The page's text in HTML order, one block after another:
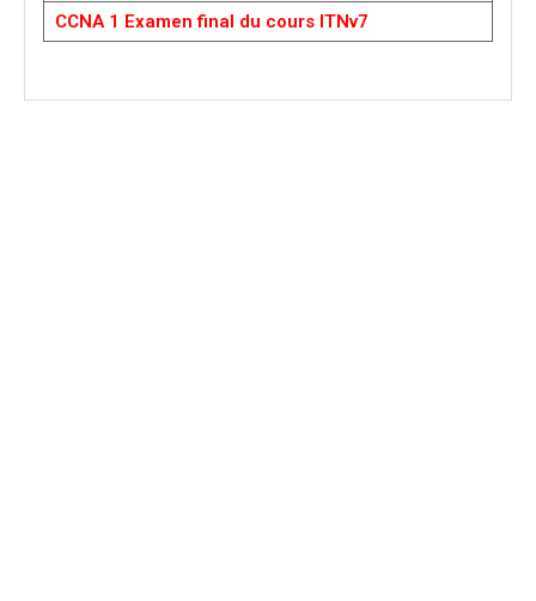
CCNA 1 Examen final du cours ITNv7